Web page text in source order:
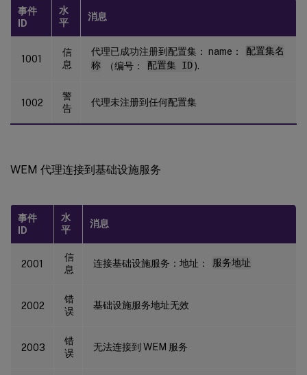
事件
ID
水
平
消息
1001
信
息
代理已成功注册到配置集： name：
配置集名
称
（编号： 配置集 ID).
1002
警
告
代理未注册到任何配置集
WEM 代理连接到基础设施服务
事件
ID
水
平
消息
2001
信
息
连接基础设施服务：地址： 服务地址
2002
错
误
基础设施服务地址无效
2003
错
误
无法连接到 WEM 服务